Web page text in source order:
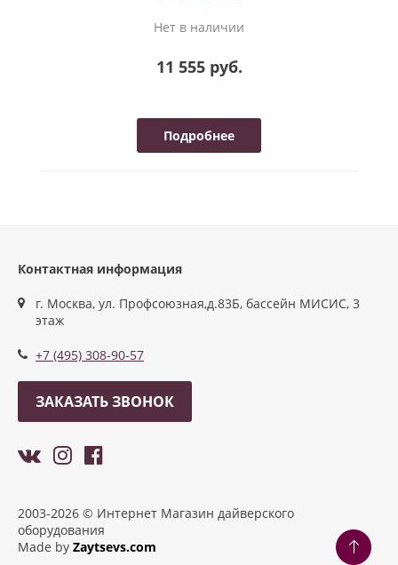
Нет в наличии
11 555 руб.
Подробнее
Контактная информация
г. Москва, ул. Профсоюзная,д.83Б, бассейн МИСИС, 3
этаж
+7 (495) 308-90-57
ЗАКАЗАТЬ ЗВОНОК
2003-2026 © Интернет Магазин дайверского
оборудования
Made by Zaytsevs.com